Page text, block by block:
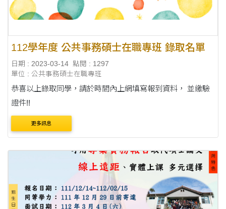
112學年度 公共事務碩士在職專班 錄取名單
日期 : 2023-03-14 點閱 : 1297
單位 : 公共事務碩士在職專班
恭喜以上錄取同學，請於時間內上網填寫報到資料， 並繳驗
證件!!
更多訊息